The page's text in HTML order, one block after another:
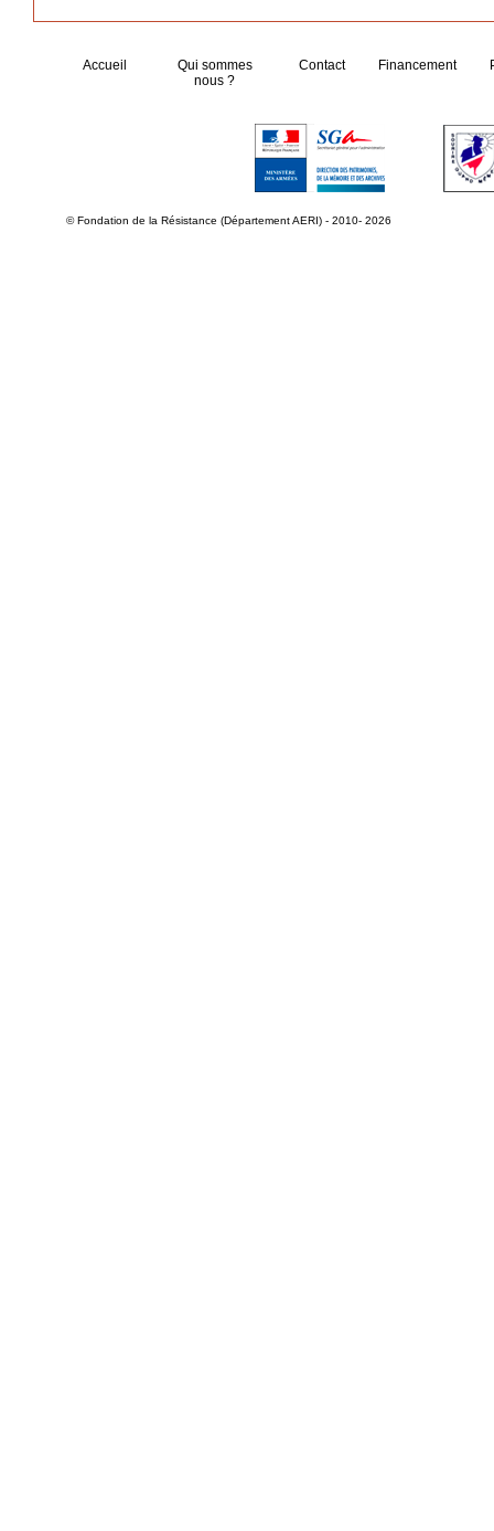
Accueil
Qui sommes
nous ?
Contact Financement
© Fondation de la Résistance (Département AERI) - 2010- 2026